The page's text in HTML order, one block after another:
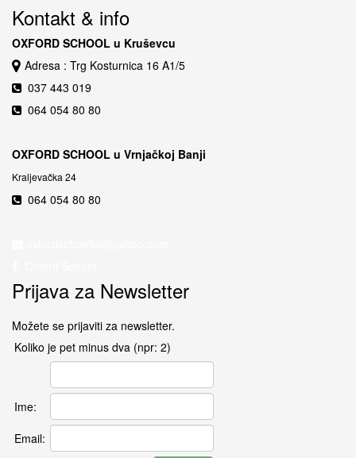
Kontakt & info
OXFORD SCHOOL u Kruševcu
Adresa : Trg Kosturnica 16 A1/5
037 443 019
064 054 80 80
OXFORD SCHOOL u Vrnjačkoj Banji
Kraljevačka 24
064 054 80 80
Prijava za Newsletter
Možete se prijaviti za newsletter.
Koliko je pet minus dva (npr: 2)
Ime:
Email: